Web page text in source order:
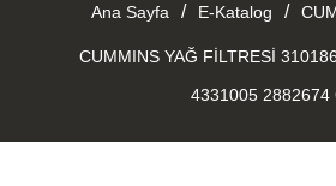
Ana Sayfa / E-Katalog /
CUMMINS YAĞ FİLTRESİ
4331005 2882674